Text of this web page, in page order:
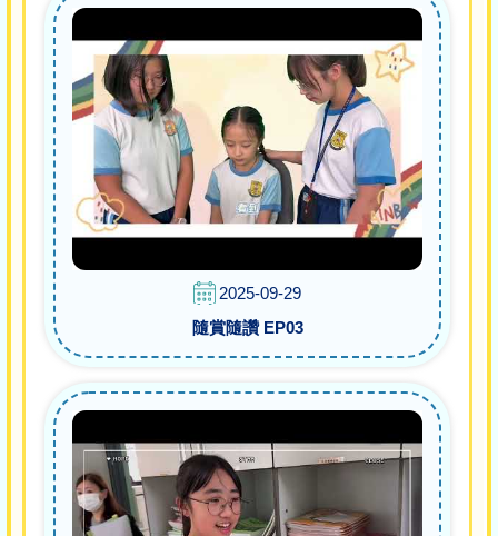
2025-09-29
隨賞隨讚 EP03